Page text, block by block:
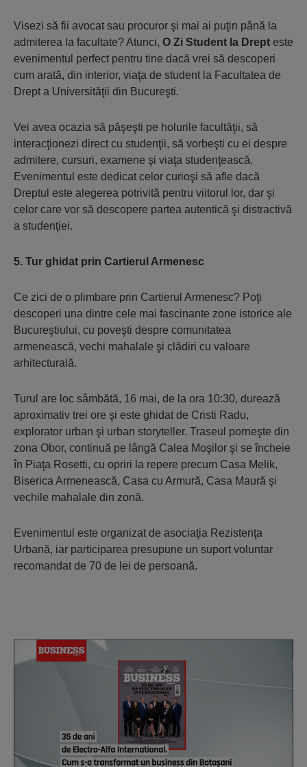
Visezi să fii avocat sau procuror şi mai ai puţin până la
admiterea la facultate? Atunci, O Zi Student la Drept este
evenimentul perfect pentru tine dacă vrei să descoperi
cum arată, din interior, viaţa de student la Facultatea de
Drept a Universităţii din Bucureşti.
Vei avea ocazia să păşeşti pe holurile facultăţii, să
interacţionezi direct cu studenţii, să vorbeşti cu ei despre
admitere, cursuri, examene şi viaţa studenţească.
Evenimentul este dedicat celor curioşi să afle dacă
Dreptul este alegerea potrivită pentru viitorul lor, dar şi
celor care vor să descopere partea autentică şi distractivă
a studenţiei.
5. Tur ghidat prin Cartierul Armenesc
Ce zici de o plimbare prin Cartierul Armenesc? Poţi
descoperi una dintre cele mai fascinante zone istorice ale
Bucureştiului, cu poveşti despre comunitatea
armenească, vechi mahalale şi clădiri cu valoare
arhitecturală.
Turul are loc sâmbătă, 16 mai, de la ora 10:30, durează
aproximativ trei ore şi este ghidat de Cristi Radu,
explorator urban şi urban storyteller. Traseul porneşte din
zona Obor, continuă pe lângă Calea Moşilor şi se încheie
în Piaţa Rosetti, cu opriri la repere precum Casa Melik,
Biserica Armenească, Casa cu Armură, Casa Maură şi
vechile mahalale din zonă.
Evenimentul este organizat de asociaţia Rezistenţa
Urbană, iar participarea presupune un suport voluntar
recomandat de 70 de lei de persoană.